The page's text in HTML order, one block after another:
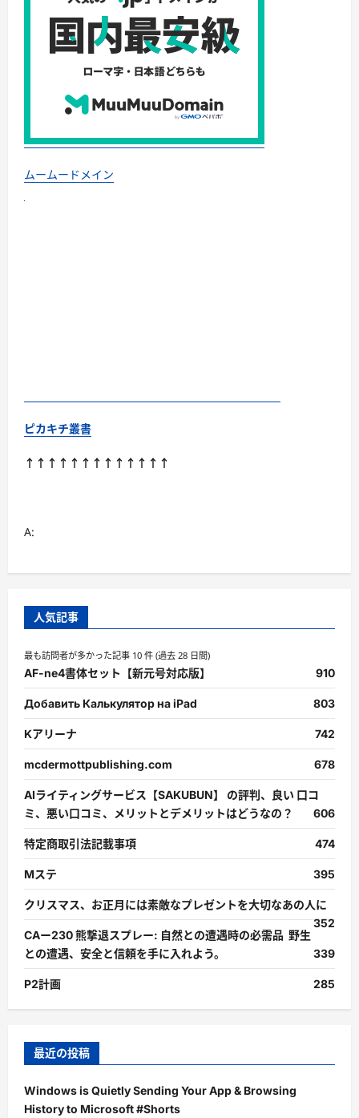
ムームードメイン
ピカキチ叢書
↑↑↑↑↑↑↑↑↑↑↑↑↑
A:
人気記事
最も訪問者が多かった記事 10 件 (過去 28 日間)
AF-ne4書体セット【新元号対応版】 910
Добавить Калькулятор на iPad 803
Kアリーナ 742
mcdermottpublishing.com 678
AIライティングサービス【SAKUBUN】 の評判、良い 口コ
ミ、悪い口コミ、メリットとデメリットはどうなの？
606
特定商取引法記載事項 474
Mステ 395
クリスマス、お正月には素敵なプレゼントを大切なあの人に
352
CAー230 熊撃退スプレー: 自然との遭遇時の必需品 野生
との遭遇、安全と信頼を手に入れよう。
339
P2計画 285
最近の投稿
Windows is Quietly Sending Your App & Browsing
History to Microsoft #Shorts